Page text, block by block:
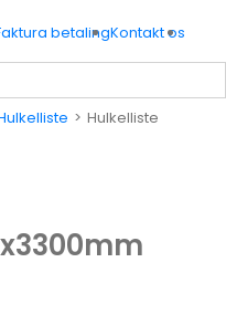
betalingKontakt os
> Hulkelliste